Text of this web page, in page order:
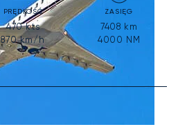
PRĘDKOŚĆ
470kts
870km/h
ZASIĘG
7408 km
4000 NM